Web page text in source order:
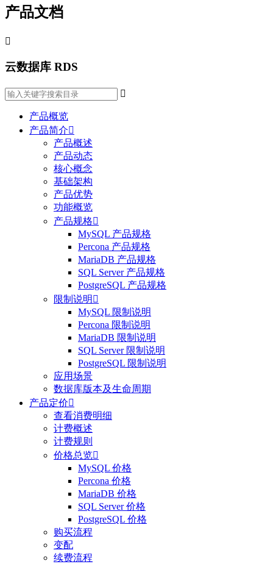
产品文档

云数据库 RDS

产品概览
产品简介
产品概述
产品动态
核心概念
基础架构
产品优势
功能概览
产品规格
MySQL 产品规格
Percona 产品规格
MariaDB 产品规格
SQL Server 产品规格
PostgreSQL 产品规格
限制说明 
MySQL 限制说明
Percona 限制说明
MariaDB 限制说明
SQL Server 限制说明
PostgreSQL 限制说明
应用场景
数据库版本及生命周期
产品定价
查看消费明细
计费概述
计费规则
价格总览
MySQL 价格
Percona 价格
MariaDB 价格
SQL Server 价格
PostgreSQL 价格
购买流程
变配
续费流程